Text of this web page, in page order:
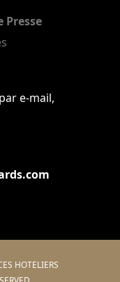
e-mail,
HOTELIERS